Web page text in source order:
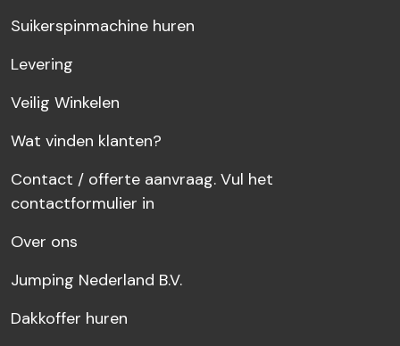
Suikerspinmachine huren
Levering
Veilig Winkelen
Wat vinden klanten?
Contact / offerte aanvraag. Vul het
contactformulier in
Over ons
Jumping Nederland B.V.
Dakkoffer huren